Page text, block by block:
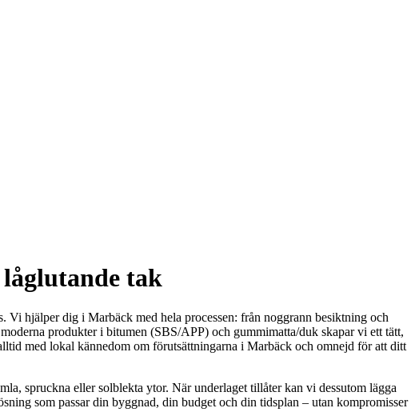
tak
Vi hjälper dig i Marbäck med hela processen: från noggrann besiktning och
produkter i bitumen (SBS/APP) och gummimatta/duk skapar vi ett tätt,
med lokal kännedom om förutsättningarna i Marbäck och omnejd för att ditt
spruckna eller solblekta ytor. När underlaget tillåter kan vi dessutom lägga
som passar din byggnad, din budget och din tidsplan – utan kompromisser